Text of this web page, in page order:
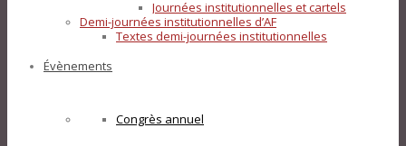
Journées institutionnelles et cartels
Demi-journées institutionnelles d’AF
Textes demi-journées institutionnelles
Évènements
Congrès annuel